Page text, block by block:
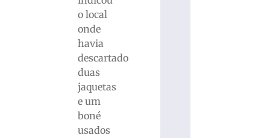
o local
onde
havia
descartado
duas
jaquetas
e um
boné
usados